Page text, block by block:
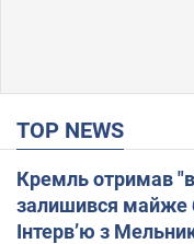
TOP NEWS
Кремль отримав
залишився майже
Інтерв’ю з